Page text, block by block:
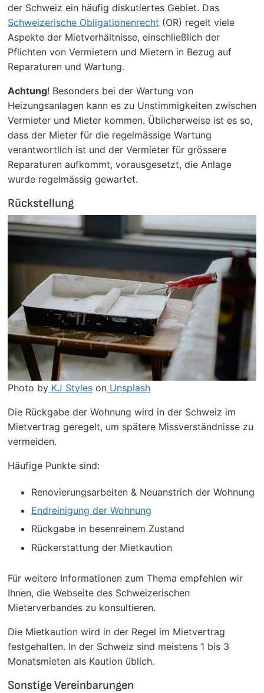
der Schweiz ein häufig diskutiertes Gebiet. Das
Schweizerische Obligationenrecht (OR) regelt viele
Aspekte der Mietverhältnisse, einschließlich der
Pflichten von Vermietern und Mietern in Bezug auf
Reparaturen und Wartung.
Achtung! Besonders bei der Wartung von
Heizungsanlagen kann es zu Unstimmigkeiten zwischen
Vermieter und Mieter kommen. Üblicherweise ist es so,
dass der Mieter für die regelmässige Wartung
verantwortlich ist und der Vermieter für grössere
Reparaturen aufkommt, vorausgesetzt, die Anlage
wurde regelmässig gewartet.
Rückstellung
Photo by KJ Styles on Unsplash
Die Rückgabe der Wohnung wird in der Schweiz im
Mietvertrag geregelt, um spätere Missverständnisse zu
vermeiden.
Häufige Punkte sind:
Renovierungsarbeiten & Neuanstrich der Wohnung
Endreinigung der Wohnung
Rückgabe in besenreinem Zustand
Rückerstattung der Mietkaution
Für weitere Informationen zum Thema empfehlen wir
Ihnen, die Webseite des Schweizerischen
Mieterverbandes zu konsultieren.
Die Mietkaution wird in der Regel im Mietvertrag
festgehalten. In der Schweiz sind meistens 1 bis 3
Monatsmieten als Kaution üblich.
Sonstige Vereinbarungen